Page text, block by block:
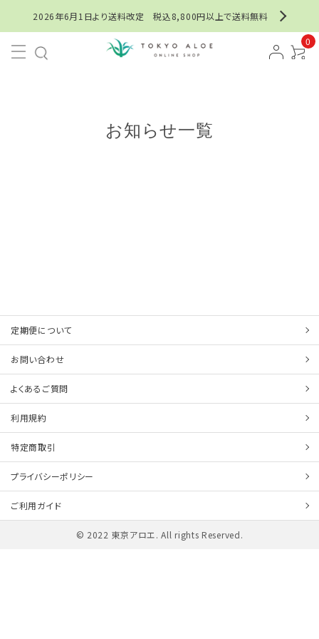
2026年6月1日より送料改定 税込8,800円以上で送料無料
0
お知らせ一覧
定期便について
お問い合わせ
よくあるご質問
利用規約
特定商取引
プライバシーポリシー
ご利用ガイド
© 2022 東京アロエ. All rights Reserved.